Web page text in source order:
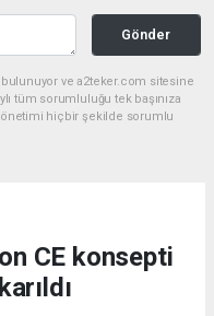
Gönder
bulunuyor ve a2teker.com sitesine
tüm sorumluluğu tek başınıza
hiçbir şekilde sorumlu
CE konsepti